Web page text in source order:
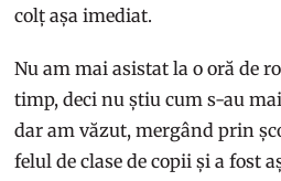
colț așa imediat.
Nu am mai asistat la o oră de
timp, deci nu știu cum s-au
dar am văzut, mergând prin
felul de clase de copii și a fost